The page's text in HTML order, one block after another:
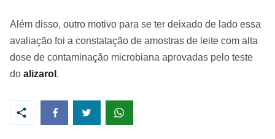
Além disso, outro motivo para se ter deixado de lado essa
avaliação foi a constatação de amostras de leite com alta
dose de contaminação microbiana aprovadas pelo teste
do alizarol .